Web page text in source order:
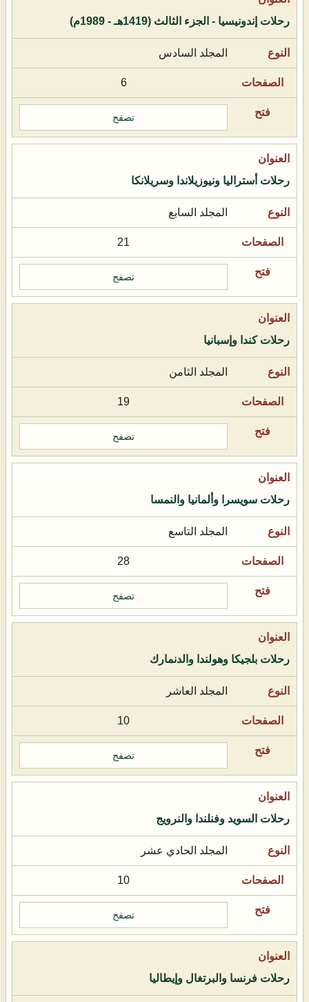
رحلات إندونيسيا - الجزء الثالث (1419هـ - 1989م)
المجلد السادس
6
تصفح
رحلات أستراليا ونيوزيلاندا وسريلانكا
المجلد السابع
21
تصفح
رحلات كندا وإسبانيا
المجلد الثامن
19
تصفح
رحلات سويسرا وألمانيا والنمسا
المجلد التاسع
28
تصفح
رحلات بلجيكا وهولندا والدنمارك
المجلد العاشر
10
تصفح
رحلات السويد وفنلندا والنرويج
المجلد الحادي عشر
10
تصفح
رحلات فرنسا والبرتغال وإيطاليا